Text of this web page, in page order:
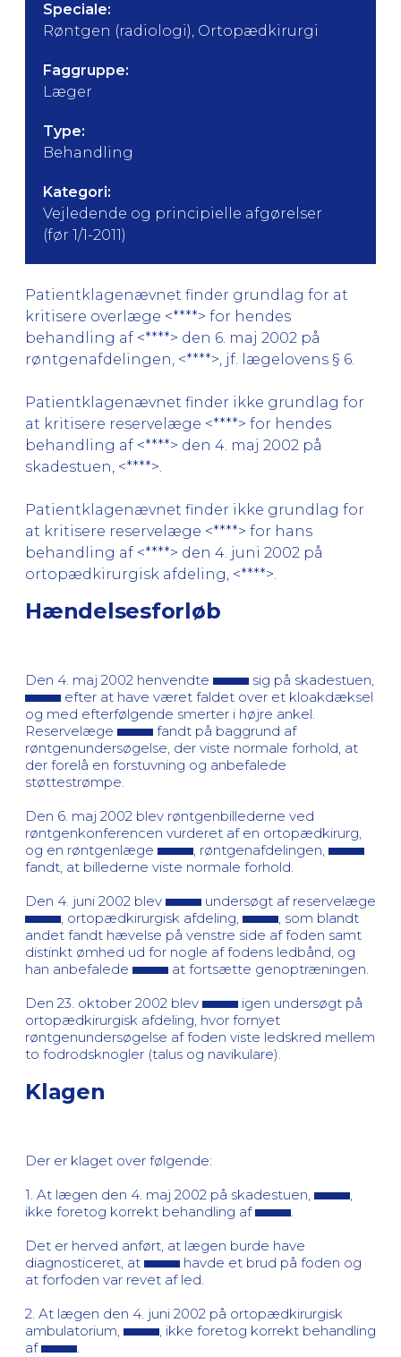
Speciale:
Røntgen (radiologi), Ortopædkirurgi
Faggruppe:
Læger
Type:
Behandling
Kategori:
Vejledende og principielle afgørelser
(før 1/1-2011)
Patientklagenævnet finder grundlag for at
kritisere overlæge <****> for hendes
behandling af <****> den 6. maj 2002 på
røntgenafdelingen, <****>, jf. lægelovens § 6.
Patientklagenævnet finder ikke grundlag for
at kritisere reservelæge <****> for hendes
behandling af <****> den 4. maj 2002 på
skadestuen, <****>.
Patientklagenævnet finder ikke grundlag for
at kritisere reservelæge <****> for hans
behandling af <****> den 4. juni 2002 på
ortopædkirurgisk afdeling, <****>.
Hændelsesforløb
Den 4. maj 2002 henvendte
sig på skadestuen,
efter at have været faldet over et kloakdæksel
og med efterfølgende smerter i højre ankel.
Reservelæge
fandt på baggrund af
røntgenundersøgelse, der viste normale forhold, at
der forelå en forstuvning og anbefalede
støttestrømpe.
Den 6. maj 2002 blev røntgenbillederne ved
røntgenkonferencen vurderet af en ortopædkirurg,
og en røntgenlæge
, røntgenafdelingen,
fandt, at billederne viste normale forhold.
Den 4. juni 2002 blev
undersøgt af reservelæge
, ortopædkirurgisk afdeling,
, som blandt
andet fandt hævelse på venstre side af foden samt
distinkt ømhed ud for nogle af fodens ledbånd, og
han anbefalede
at fortsætte genoptræningen.
Den 23. oktober 2002 blev
igen undersøgt på
ortopædkirurgisk afdeling, hvor fornyet
røntgenundersøgelse af foden viste ledskred mellem
to fodrodsknogler (talus og navikulare).
Klagen
Der er klaget over følgende:
1. At lægen den 4. maj 2002 på skadestuen,
ikke foretog korrekt behandling af
Det er herved anført, at lægen burde have
diagnosticeret, at
havde et brud på foden og
at forfoden var revet af led.
2. At lægen den 4. juni 2002 på ortopædkirurgisk
ambulatorium,
, ikke foretog korrekt behandling
af